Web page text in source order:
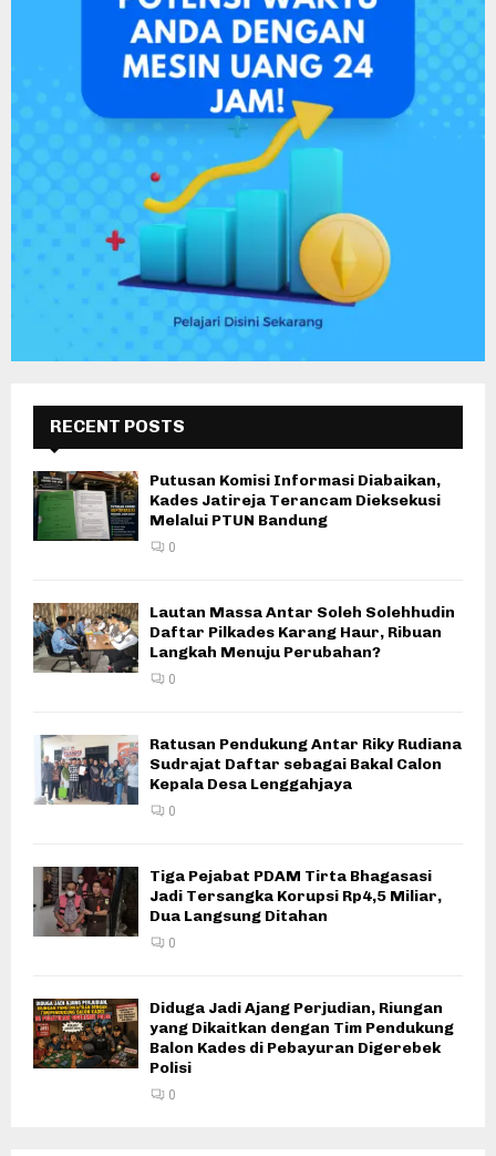
RECENT POSTS
Putusan Komisi Informasi Diabaikan,
Kades Jatireja Terancam Dieksekusi
Melalui PTUN Bandung
0
Lautan Massa Antar Soleh Solehhudin
Daftar Pilkades Karang Haur, Ribuan
Langkah Menuju Perubahan?
0
Ratusan Pendukung Antar Riky Rudiana
Sudrajat Daftar sebagai Bakal Calon
Kepala Desa Lenggahjaya
0
Tiga Pejabat PDAM Tirta Bhagasasi
Jadi Tersangka Korupsi Rp4,5 Miliar,
Dua Langsung Ditahan
0
Diduga Jadi Ajang Perjudian, Riungan
yang Dikaitkan dengan Tim Pendukung
Balon Kades di Pebayuran Digerebek
Polisi
0